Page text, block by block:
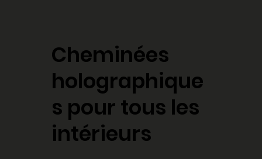
Cheminées
holographique
s pour tous les
intérieurs